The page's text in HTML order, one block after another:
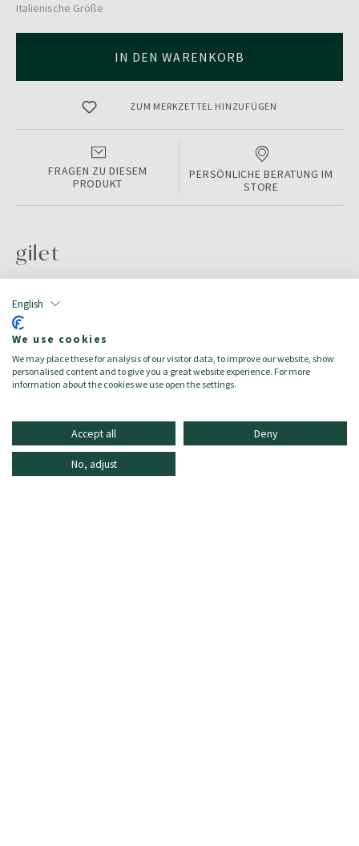
English
We use cookies
We may place these for analysis of our visitor data, to improve our website, show
personalised content and to give you a great website experience. For more
information about the cookies we use open the settings.
Accept all Deny
No, adjust
Italienische Größe
IN DEN WARENKORB
ZUM MERKZETTEL HINZUFÜGEN
FRAGEN ZU DIESEM
PRODUKT
PERSÖNLICHE BERATUNG IM
STORE
gilet
Color:
Farbe: beige
Größe: L
Zielgruppe:Herren/Uomo